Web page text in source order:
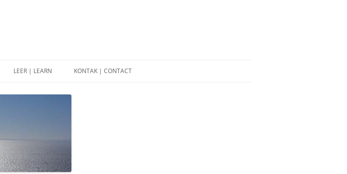
LEER | LEARN KONTAK | CONTACT